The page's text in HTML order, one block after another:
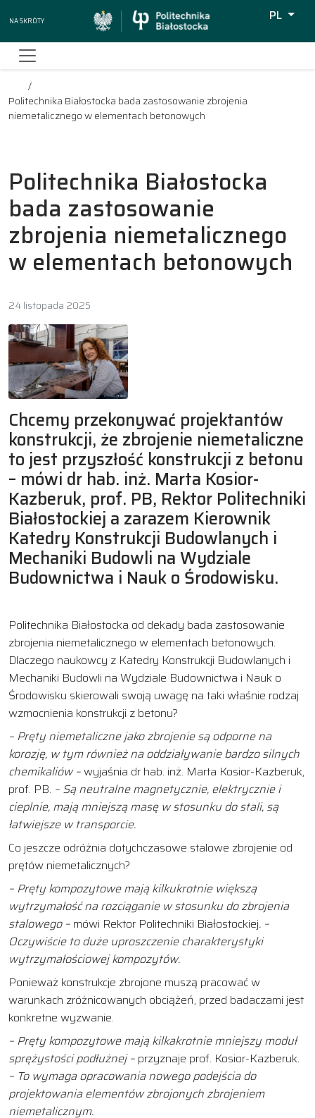
Na skróty
PL
Politechnika Białostocka bada zastosowanie zbrojenia
niemetalicznego w elementach betonowych
Politechnika Białostocka
bada zastosowanie
zbrojenia niemetalicznego
w elementach betonowych
24 listopada 2025
Chcemy przekonywać projektantów
konstrukcji, że zbrojenie niemetaliczne
to jest przyszłość konstrukcji z betonu
– mówi dr hab. inż. Marta Kosior-
Kazberuk, prof. PB, Rektor Politechniki
Białostockiej a zarazem Kierownik
Katedry Konstrukcji Budowlanych i
Mechaniki Budowli na Wydziale
Budownictwa i Nauk o Środowisku.
Politechnika Białostocka od dekady bada zastosowanie
zbrojenia niemetalicznego w elementach betonowych.
Dlaczego naukowcy z Katedry Konstrukcji Budowlanych i
Mechaniki Budowli na Wydziale Budownictwa i Nauk o
Środowisku skierowali swoją uwagę na taki właśnie rodzaj
wzmocnienia konstrukcji z betonu?
– Pręty niemetaliczne jako zbrojenie są odporne na
korozję, w tym również na oddziaływanie bardzo silnych
chemikaliów –wyjaśnia dr hab. inż. Marta Kosior-Kazberuk,
prof. PB. – Są neutralne magnetycznie, elektrycznie i
cieplnie, mają mniejszą masę w stosunku do stali, są
łatwiejsze w transporcie.
Co jeszcze odróżnia dotychczasowe stalowe zbrojenie od
prętów niemetalicznych?
– Pręty kompozytowe mają kilkukrotnie większą
wytrzymałość na rozciąganie w stosunku do zbrojenia
stalowego – mówi Rektor Politechniki Białostockiej. –
Oczywiście to duże uproszczenie charakterystyki
wytrzymałościowej kompozytów.
Ponieważ konstrukcje zbrojone muszą pracować w
warunkach zróżnicowanych obciążeń, przed badaczami jest
konkretne wyzwanie.
– Pręty kompozytowe mają kilkakrotnie mniejszy moduł
sprężystości podłużnej – przyznaje prof. Kosior-Kazberuk.
– To wymaga opracowania nowego podejścia do
projektowania elementów zbrojonych zbrojeniem
niemetalicznym.